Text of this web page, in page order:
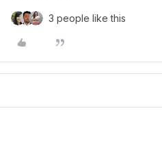
3 people like this